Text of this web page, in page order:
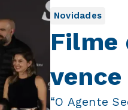
Novidades
Filme
“O Agente